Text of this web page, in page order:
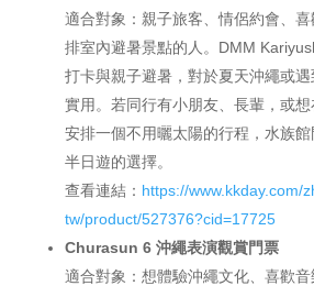
適合對象：親子旅客、情侶約會、
排室內避暑景點的人。DMM
打卡與親子避暑，對於夏天沖繩或遇
實用。若同行有小朋友、長輩，或
安排一個不用曬太陽的行程，水族館
半日遊的選擇。
查看連結： https://www.kkday.com/
tw/product/527376?cid=17725
Churasun 6 沖繩表演觀賞門票
適合對象：想體驗沖繩文化、喜歡